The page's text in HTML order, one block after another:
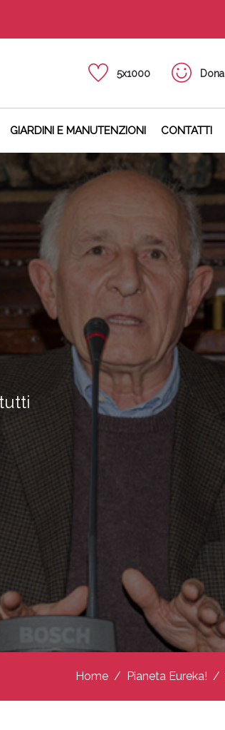
5x1000 Dona
GIARDINI E MANUTENZIONI CONTATTI
Home Pianeta Eureka!